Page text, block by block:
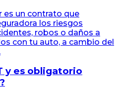
es un contrato que
los riesgos
robos o daños a
con tu auto, a cambio del
y es obligatorio